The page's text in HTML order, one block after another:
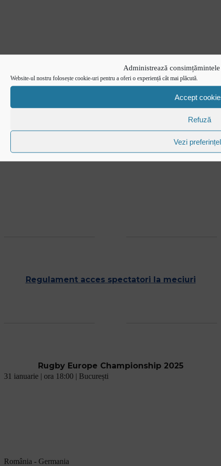
Administrează
Website-ul nostru folosește cookie-uri pentru a oferi o experiență cât mai plăcută.
Accept
Refuză
Vezi
Regulament acces spectatori la meciuri
Rugby Europe Championship 2025
31 ianuarie | ora 18:00 | București
România - Germania